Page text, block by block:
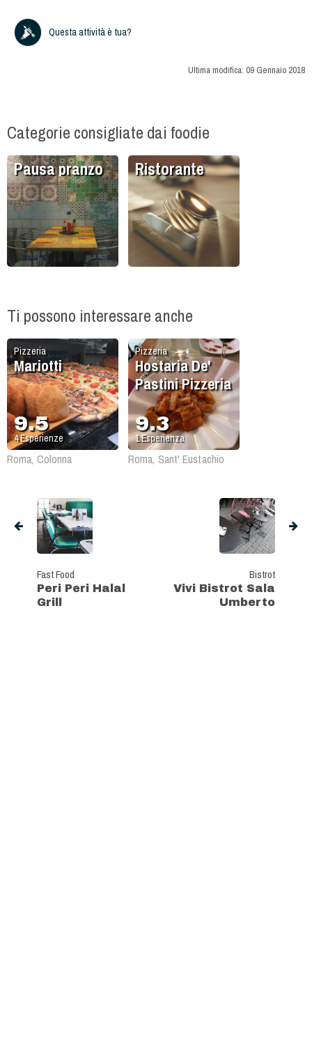
Questa attività è tua?
Ultima modifica: 09 Gennaio 2018
Categorie consigliate dai foodie
Pausa pranzo Ristorante
Ti possono interessare anche
Pizzeria
Mariotti
9.5
4Esperienze
Roma, Colonna
Pizzeria
Hostaria De'
Pastini Pizzeria
9.3
1Esperienza
Roma, Sant' Eustachio
Fast Food
Peri Peri Halal
Grill
Bistrot
Vivi Bistrot Sala
Umberto